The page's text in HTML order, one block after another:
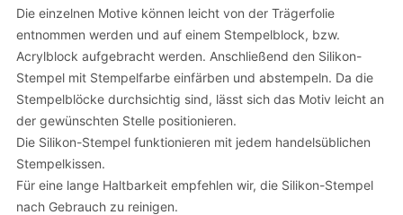
Die einzelnen Motive können leicht von der Trägerfolie
entnommen werden und auf einem Stempelblock, bzw.
Acrylblock aufgebracht werden. Anschließend den Silikon-
Stempel mit Stempelfarbe einfärben und abstempeln. Da die
Stempelblöcke durchsichtig sind, lässt sich das Motiv leicht an
der gewünschten Stelle positionieren.
Die Silikon-Stempel funktionieren mit jedem handelsüblichen
Stempelkissen.
Für eine lange Haltbarkeit empfehlen wir, die Silikon-Stempel
nach Gebrauch zu reinigen.